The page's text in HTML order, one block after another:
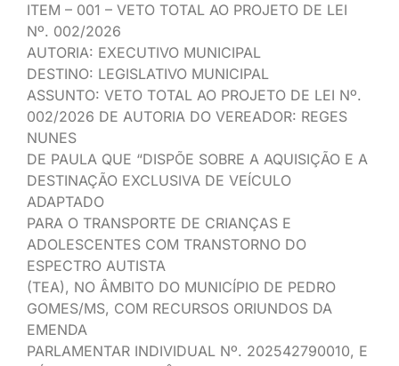
ITEM – 001 – VETO TOTAL AO PROJETO DE LEI
Nº. 002/2026
AUTORIA: EXECUTIVO MUNICIPAL
DESTINO: LEGISLATIVO MUNICIPAL
ASSUNTO: VETO TOTAL AO PROJETO DE LEI Nº.
002/2026 DE AUTORIA DO VEREADOR: REGES
NUNES
DE PAULA QUE “DISPÕE SOBRE A AQUISIÇÃO E A
DESTINAÇÃO EXCLUSIVA DE VEÍCULO
ADAPTADO
PARA O TRANSPORTE DE CRIANÇAS E
ADOLESCENTES COM TRANSTORNO DO
ESPECTRO AUTISTA
(TEA), NO ÂMBITO DO MUNICÍPIO DE PEDRO
GOMES/MS, COM RECURSOS ORIUNDOS DA
EMENDA
PARLAMENTAR INDIVIDUAL Nº. 202542790010, E